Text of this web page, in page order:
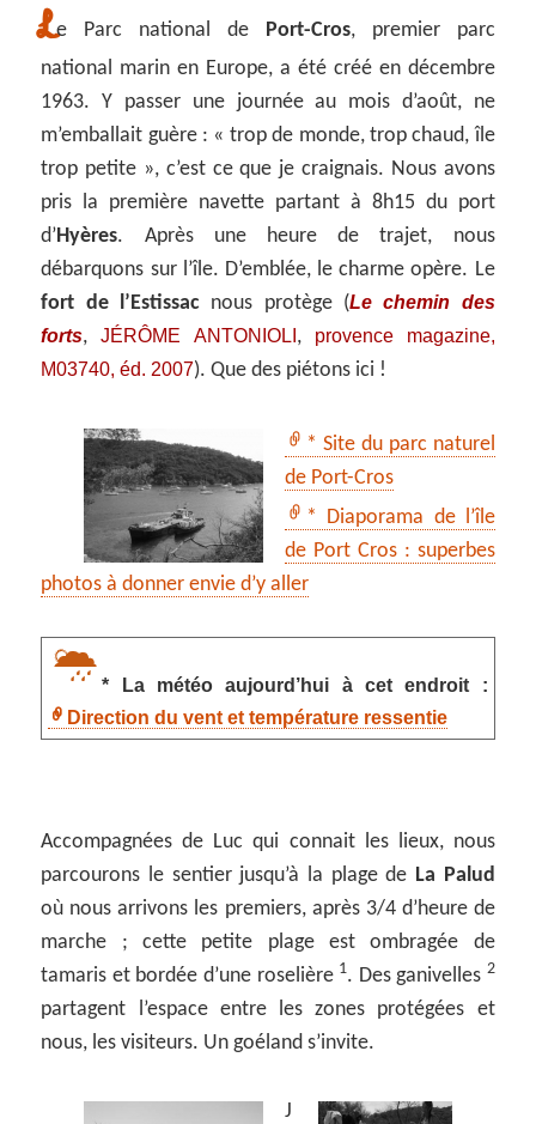
Le Parc national de Port-Cros, premier parc
national marin en Europe, a été créé en décembre
1963. Y passer une journée au mois d’août, ne
m’emballait guère : « trop de monde, trop chaud, île
trop petite », c’est ce que je craignais. Nous avons
pris la première navette partant à 8h15 du port
d’Hyères. Après une heure de trajet, nous
débarquons sur l’île. D’emblée, le charme opère. Le
fort de l’Estissac nous protège (Le chemin des
forts,JÉRÔME ANTONIOLI ,
provence magazine,
M03740, éd. 2007). Que des piétons ici !
* Site du parc naturel
de Port-Cros
* Diaporama de l’île
de Port Cros : superbes
photos à donner envie d’y aller
* La météo aujourd’hui à cet endroit :
Direction du vent et température ressentie
Accompagnées de Luc qui connait les lieux, nous
parcourons le sentier jusqu’à la plage de La Palud
où nous arrivons les premiers, après 3/4 d’heure de
marche ; cette petite plage est ombragée de
tamaris et bordée d’une roselière 1. Des ganivelles 2
partagent l’espace entre les zones protégées et
nous, les visiteurs. Un goéland s’invite.
J